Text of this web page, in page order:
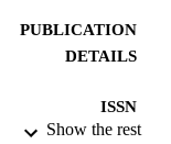
PUBLICATION
DETAILS
ISSN
Show the rest